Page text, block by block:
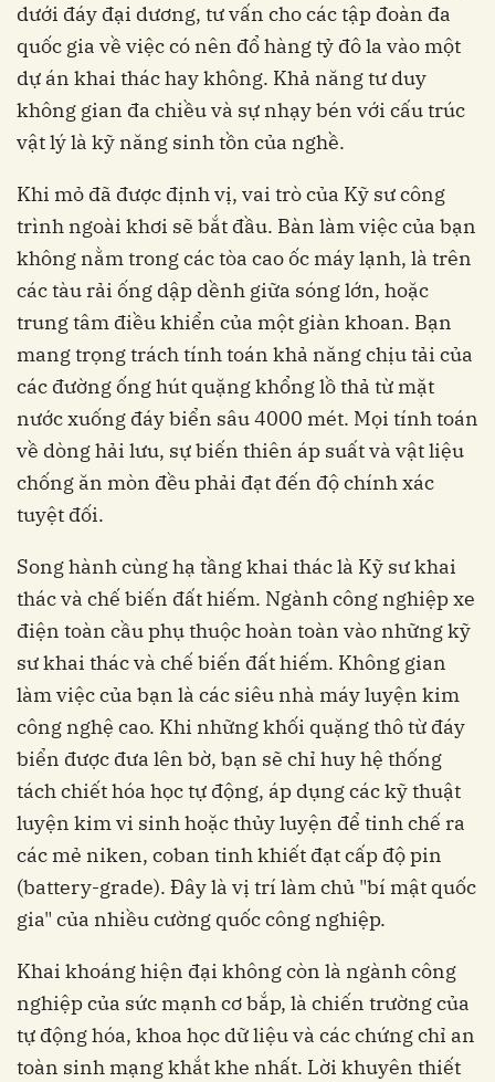
dưới đáy đại dương, tư vấn cho các tập đoàn đa
quốc gia về việc có nên đổ hàng tỷ đô la vào một
dự án khai thác hay không. Khả năng tư duy
không gian đa chiều và sự nhạy bén với cấu trúc
vật lý là kỹ năng sinh tồn của nghề.
Khi mỏ đã được định vị, vai trò của Kỹ sư công
trình ngoài khơi sẽ bắt đầu. Bàn làm việc của bạn
không nằm trong các tòa cao ốc máy lạnh, là trên
các tàu rải ống dập dềnh giữa sóng lớn, hoặc
trung tâm điều khiển của một giàn khoan. Bạn
mang trọng trách tính toán khả năng chịu tải của
các đường ống hút quặng khổng lồ thả từ mặt
nước xuống đáy biển sâu 4000 mét. Mọi tính toán
về dòng hải lưu, sự biến thiên áp suất và vật liệu
chống ăn mòn đều phải đạt đến độ chính xác
tuyệt đối.
Song hành cùng hạ tầng khai thác là Kỹ sư khai
thác và chế biến đất hiếm. Ngành công nghiệp xe
điện toàn cầu phụ thuộc hoàn toàn vào những kỹ
sư khai thác và chế biến đất hiếm. Không gian
làm việc của bạn là các siêu nhà máy luyện kim
công nghệ cao. Khi những khối quặng thô từ đáy
biển được đưa lên bờ, bạn sẽ chỉ huy hệ thống
tách chiết hóa học tự động, áp dụng các kỹ thuật
luyện kim vi sinh hoặc thủy luyện để tinh chế ra
các mẻ niken, coban tinh khiết đạt cấp độ pin
(battery-grade). Đây là vị trí làm chủ "bí mật quốc
gia" của nhiều cường quốc công nghiệp.
Khai khoáng hiện đại không còn là ngành công
nghiệp của sức mạnh cơ bắp, là chiến trường của
tự động hóa, khoa học dữ liệu và các chứng chỉ an
toàn sinh mạng khắt khe nhất. Lời khuyên thiết